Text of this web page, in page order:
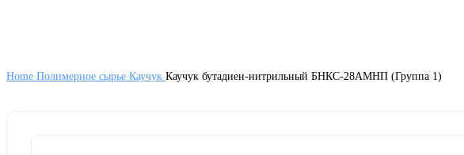
Home Полимерное сырье Каучук Каучук бутадиен-нитрильный БНКС-28АМНП (Группа 1)